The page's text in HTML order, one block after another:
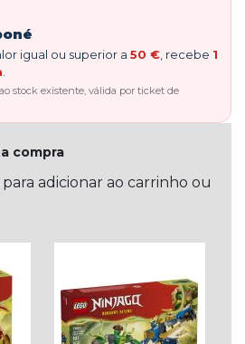
igual ou superior a 50 € , recebe 1
stock existente, válida por ticket de
compra
adicionar ao carrinho ou